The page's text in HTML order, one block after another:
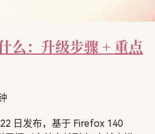
么：升级步骤 + 重点
日发布，基于 Firefox 140